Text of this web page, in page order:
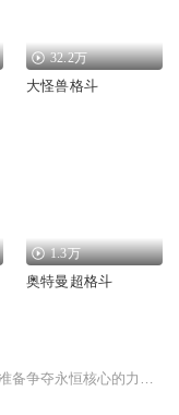
32.2万
大怪兽格斗
1.3万
奥特曼超格斗